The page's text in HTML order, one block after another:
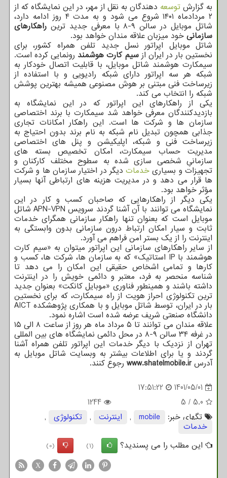
به گزارش توسعه دهندگان به نقل از مهر، در این نمایشگاه که از
۲ مردادماه ۱۴۰۱ شروع می شود و به مدت ۴ روز ادامه دارد،
شاتل موبایل در سالن ۹-۸ با معرفی جدید ترین راهکارهای
سازمانی خود میزبان علاقه مندان خواهد بود.
شاتل موبایل اپراتور نسل جدید تلفن همراه کشور، برای
نخستین بار در ایران ازسیم کارت هوشمند رونمایی کرده است.
سیمکارت هوشمند شاتل موبایل، با قابلیت اتصال خودکار به
شبکه هر سه اپراتور دارای شبکه رادیویی و با استفاده از
زیرساخت فنی مبتنی بر هوش مصنوعی همیشه بهترین پوشش
شبکه را انتخاب می کند.
یکی از راهکارهای این اپراتور که در این نمایشگاه به
بازدیدکنندگان معرفی خواهد شد سیمکارت با برند اختصاصی
سازمان ها و شرکت ها است. این راهکار امکانات تجاری
جذابی همچون تبدیل نام شبکه به نام برند بدون احتیاج به
زیرساخت فنی و شبکه، اپلیکیشن و پنل های اختصاصی
مدیریت حساب سیمکارت، امکان تخصیص بسته های
سازمانیِ شخصی سازی شده به سطوح مختلف کارکنان و
تجهیزات و بسیاری خدماتدیگر در اختیار سازمان ها و شرکت
ها قرار می دهد و در مدیریت هزینه های ارتباطی آنها بسیار
مؤثر خواهد بود.
یکی دیگر از راهکارهایی که صاحبان کسب و کار در این
نمایشگاه می توانند با آن آشنا گردند سرویس APN-VPN شاتل
موبایل است که بعنوان تنها راهکار سازمانی همگرای خدمات
ثابت و سیار امکان ارتباط درون سازمانی بدون وابستگی به
اینترنت را از یک بستر امن فراهم می آورد.
از سایر راهکارهای سازمانی این اپراتور میتوان به «سیم کارت
هوشمند با IP استاتیک» که به سازمان ها، شرکت ها، کسب و
کارها و تمامی اشخاص حقیقی این امکان را می دهد تا
شناسه منحصر به فرد، معتبر و دائمی خویش را در اینترنت
داشته باشند و همینطور فناوری «موبایل کانکت» بعنوان جدید
ترین تکنولوژی احراز هویت از راه سیمکارت، که برای نخستین
بار در ایران، توسط شاتل موبایل و با همکاری پژوهشکده AICT
دانشگاه صنعتی شریف عرضه شده است اشاره نمود.
علاقه مندان می توانند تا ۵ مرداد ماه هر روز از ساعت ۸ الی ۱۵
در غرفه ۳۴ سالن ۹-۸ در محل دائمی نمایشگاه های بین المللی
تهران از نزدیک با دیگر خدمات این اپراتور تلفن همراه آشنا
گردند و یا برای اطلاعات بیشتر به وبسایت شاتل موبایل به
آدرسwww.shatelmobile.ir رجوع کنند.
1401/05/01
17:51:22
5.0
/
5
1244
تگهای خبر:
mobile
, اینترنت , تكنولوژی ,
خدمات
این مطلب را می پسندید؟
(1)
(0)
X